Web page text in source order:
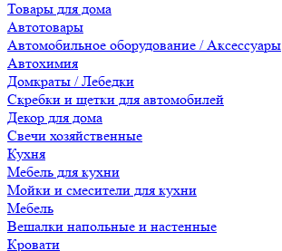
Товары для дома
Автотовары
Автомобильное оборудование / Аксессуары
Автохимия
Домкраты / Лебедки
Скребки и щетки для автомобилей
Декор для дома
Свечи хозяйственные
Кухня
Мебель для кухни
Мойки и смесители для кухни
Мебель
Вешалки напольные и настенные
Кровати